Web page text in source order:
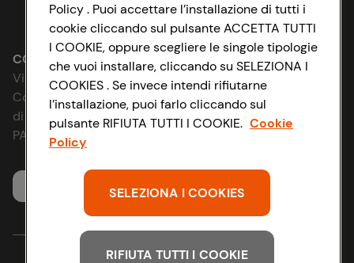
Impostazioni Cookie
Accessibilità
D&I e Parità di Genere
Strategia Fiscale
Lavora con noi
Le cooperative
News & Approfondimenti
Richiami prodotto
Whistleblowing
CONAD SOCIETÀ COOPERATIVA
Via Michelino, 59 | 40127 BOLOGNA
Codice Fiscale e Registro Imprese
di Bologna 00865960157
PARTITA IVA 03320960374
Servizio clienti
Policy . Puoi accettare l’installazione di tutti i
cookie cliccando sul pulsante ACCETTA TUTTI
I COOKIE, oppure scegliere le singole tipologie
che vuoi installare, cliccando su SELEZIONA I
COOKIES . Se invece intendi rifiutarne
l’installazione, puoi farlo cliccando sul
pulsante RIFIUTA TUTTI I COOKIE. Cookie
Policy
SELEZIONA I COOKIES
RIFIUTA TUTTI I COOKIE